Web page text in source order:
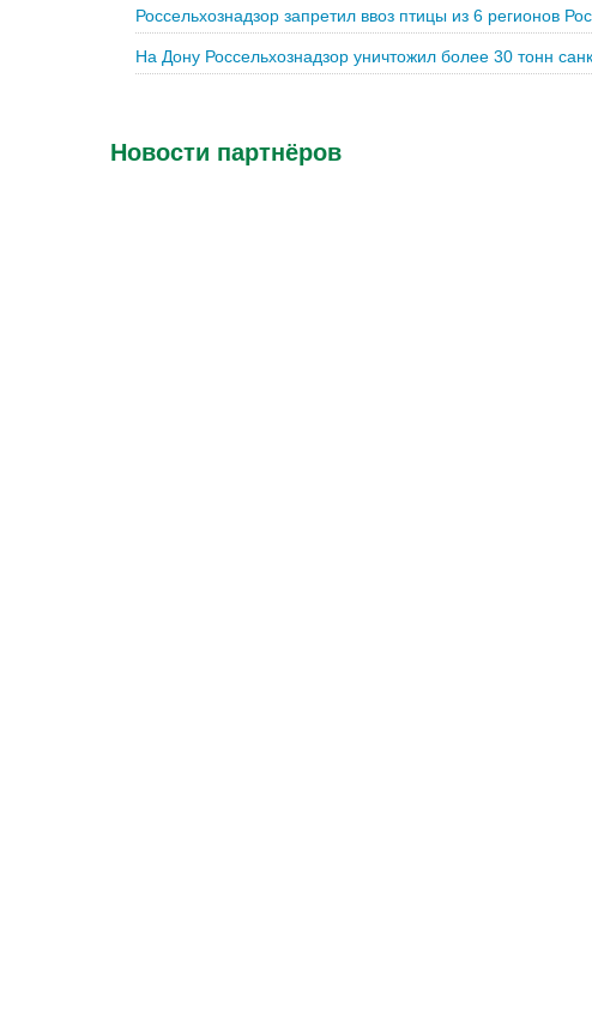
Россельхознадзор запретил ввоз птицы из 6 регионов
На Дону Россельхознадзор уничтожил более 30 тонн
Новости партнёров